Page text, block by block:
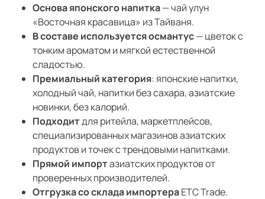
Основа японского напитка— чай улун
«Восточная красавица» из Тайваня.
В составе используется османтус— цветок с
тонким ароматом и мягкой естественной
сладостью.
Премиальный категория: японские напитки,
холодный чай, напитки без сахара, азиатские
новинки, без калорий.
Подходитдля ритейла, маркетплейсов,
специализированных магазинов азиатских
продуктов и точек с трендовыми напитками.
Прямой импортазиатских продуктов от
проверенных производителей.
Отгрузка со склада импортераETC Trade.